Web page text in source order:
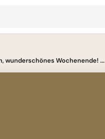
wunderschönes Wochenende! ...